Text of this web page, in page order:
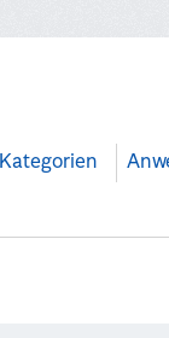
Kategorien